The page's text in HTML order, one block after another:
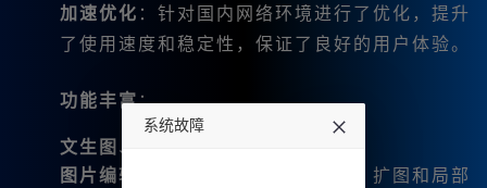
加速优化 ：针对国内网络环境进行了优化，提升
了使用速度和稳定性，保证了良好的用户体验。
功能丰富：
文生图 、
图片编辑
功能如微调、变幻、平移、扩图和局部
系统故障